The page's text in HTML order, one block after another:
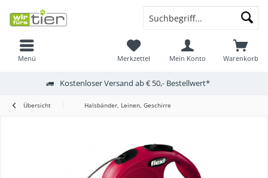
Menü Warenkorb
Merkzettel Mein Konto
Kostenloser Versand ab € 50,- Bestellwert*
Übersicht Halsbänder, Leinen, Geschirre